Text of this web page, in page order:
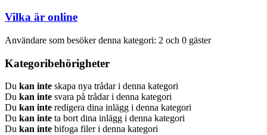
Vilka är online
Användare som besöker denna kategori: 2 och 0 gäster
Kategoribehörigheter
Du kan inte skapa nya trådar i denna kategori
Du kan inte svara på trådar i denna kategori
Du kan inte redigera dina inlägg i denna kategori
Du kan inte ta bort dina inlägg i denna kategori
Du kan inte bifoga filer i denna kategori